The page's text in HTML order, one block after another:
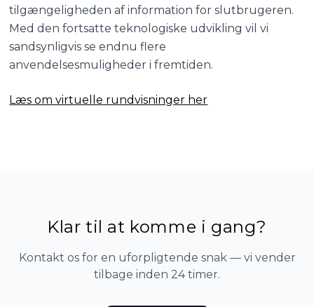
tilgængeligheden af information for slutbrugeren.
Med den fortsatte teknologiske udvikling vil vi
sandsynligvis se endnu flere
anvendelsesmuligheder i fremtiden.
Læs om virtuelle rundvisninger her
Klar til at komme i gang?
Kontakt os for en uforpligtende snak — vi vender
tilbage inden 24 timer.